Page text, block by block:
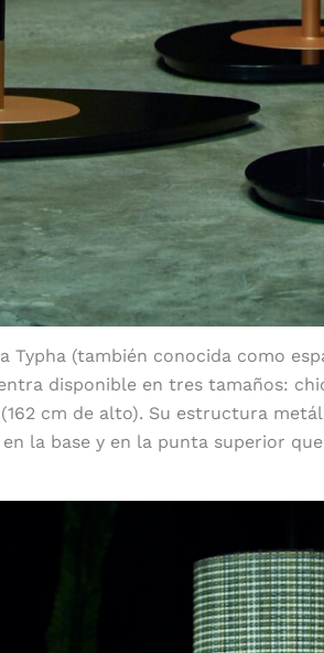
Typha (también conocida como
disponible en tres tamaños:
cm de alto). Su estructura
la base y en la punta superior